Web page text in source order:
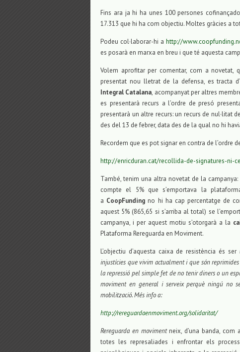
Fins ara ja hi ha unes 100 persones
17.313 que hi ha com objectiu. Moltes gràcies a
Podeu col·laborar-hi a http://
es posarà en marxa en breu i que té aquesta
Volem aprofitar per comentar, com a novetat,
presentat nou lletrat de la defensa, es tracta
Integral Catalana, acompanyat per altres
es presentarà recurs a l’ordre de presó
presentarà un altre recurs: un recurs de nul·litat
des del 13 de febrer, data des de la qual no hi
Recordem que es pot signar en contra de l’ordre
http://enricduran.cat/recollida-de-signatures-ni-
També, tenim una altra novetat de la
compte el 5% que s’emportava la
a CoopFunding no hi ha cap percentatge de
aquest 5% (865,65 si s’arriba al total) se
campanya, i per aquest motiu s’otorgarà a la
Plataforma Rereguarda en Moviment.
L’objectiu d’aquesta caixa de resistència és ser
injustícies que vivim actualment i que són
la repressió pel simple fet de no tenir diners o un
moviment en general i serveix perquè ningú no
mobilització. Més info a:
http://rereguardaenmoviment.org/solidaritat/
Rereguarda en movimentneix, d’una banda,
totes les represaliades i enfrontar els